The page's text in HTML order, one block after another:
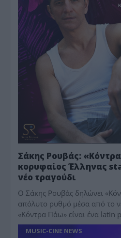
Σάκης Ρουβάς:
κορυφαίος Έλληνας
νέο τραγούδι
Ο Σάκης Ρουβάς δηλώνει
απόλυτο ρυθμό μέσα από το
«Κόντρα Πάω» είναι ένα latin
MUSIC-CINE NEWS